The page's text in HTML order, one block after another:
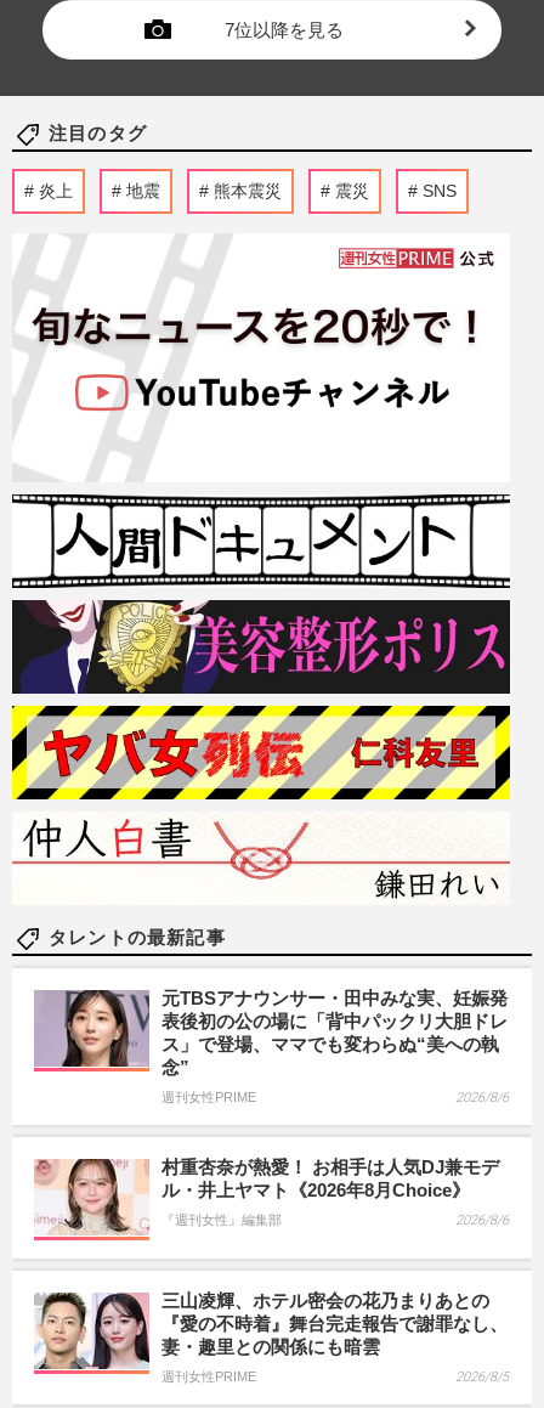
7位以降を見る
注目のタグ
炎上 地震 熊本震災 震災 SNS
タレントの最新記事
元TBSアナウンサー・田中みな実、妊娠発
表後初の公の場に「背中パックリ大胆ドレ
ス」で登場、ママでも変わらぬ“美への執
念”
週刊女性PRIME 2026/8/6
村重杏奈が熱愛！ お相手は人気DJ兼モデ
ル・井上ヤマト《2026年8月Choice》
『週刊女性』編集部 2026/8/6
三山凌輝、ホテル密会の花乃まりあとの
『愛の不時着』舞台完走報告で謝罪なし、
妻・趣里との関係にも暗雲
週刊女性PRIME 2026/8/5